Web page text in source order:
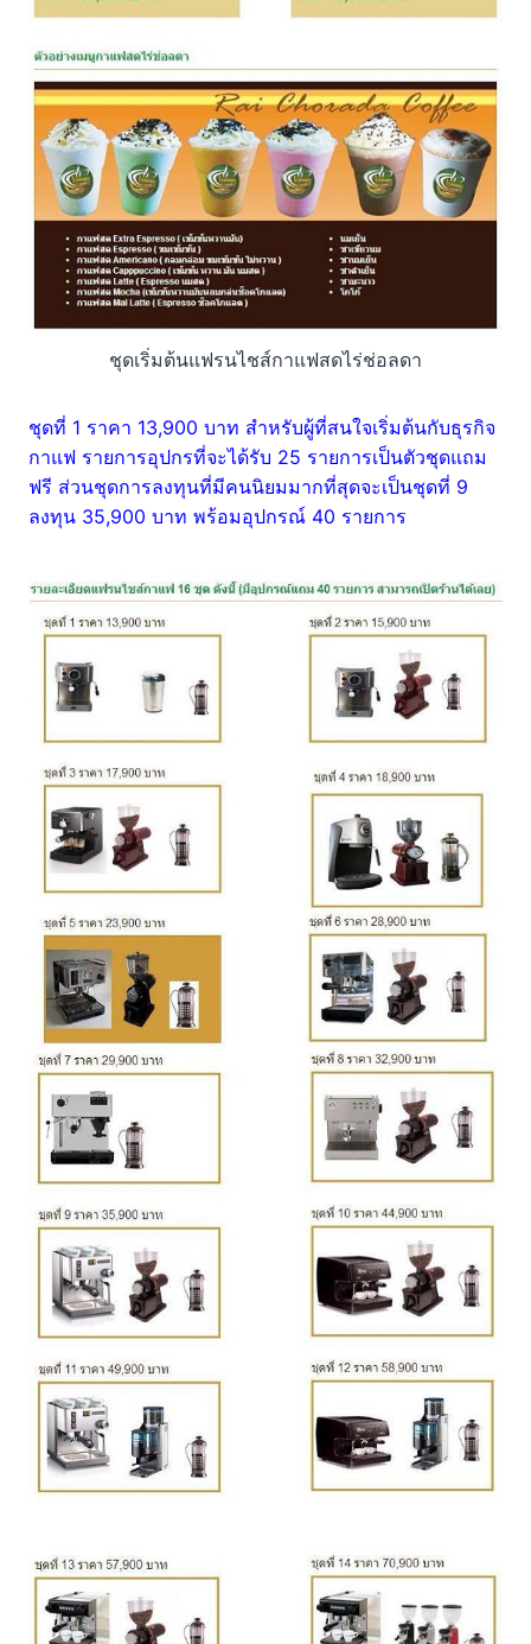
ชุดเริ่มต้นแฟรนไชส์กาแฟสดไร่ช่อลดา
ชุดที่ 1 ราคา 13,900 บาท สำหรับผู้ที่สนใจเริ่มต้นกับธุรกิจ
กาแฟ รายการอุปกรที่จะได้รับ 25 รายการเป็นตัวชุดแถม
ฟรี ส่วนชุดการลงทุนที่มีคนนิยมมากที่สุดจะเป็นชุดที่ 9
ลงทุน 35,900 บาท พร้อมอุปกรณ์ 40 รายการ